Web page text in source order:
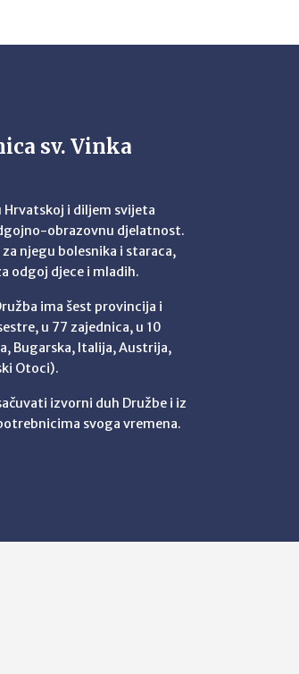
sv. Vinka
Hrvatskoj i diljem svijeta
obrazovnu djelatnost.
njegu bolesnika i staraca,
odgoj djece i mladih.
ima šest provincija i
u 77 zajednica, u 10
Bugarska, Italija, Austrija,
Otoci).
izvorni duh Družbe i iz
svoga vremena.